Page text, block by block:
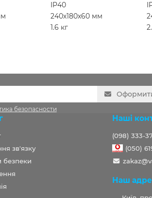
IP40
240х180х60 мм
1.6 кг
безопасности
зв'язку
безпеки
Наші
(098) 333-
(050)
Наш